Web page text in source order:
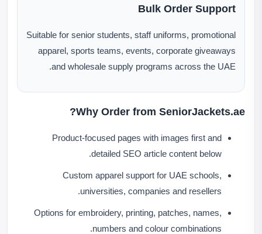
Bulk Order Support
Suitable for senior students, staff uniforms, promotional
apparel, sports teams, events, corporate giveaways
and wholesale supply programs across the UAE.
Why Order from SeniorJackets.ae?
Product-focused pages with images first and
detailed SEO article content below.
Custom apparel support for UAE schools,
universities, companies and resellers.
Options for embroidery, printing, patches, names,
numbers and colour combinations.